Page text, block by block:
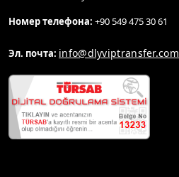
Номер телефона: +90 549 475 30 61
Эл. почта: info@dlyviptransfer.com